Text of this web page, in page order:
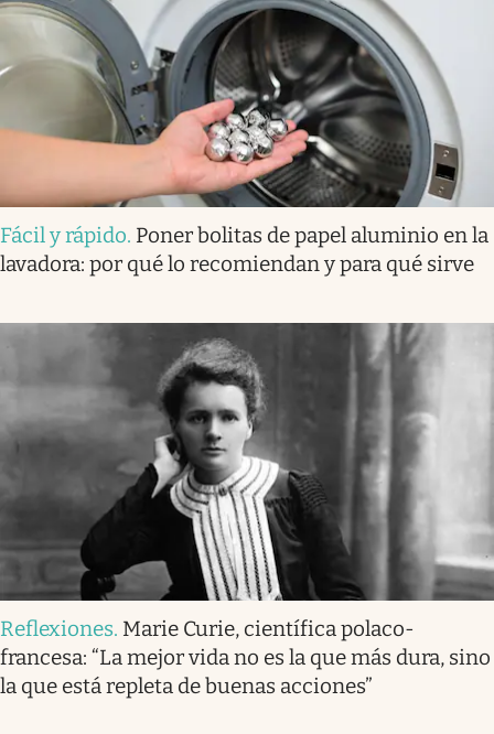
Fácil y rápido. Poner bolitas de papel aluminio en la
lavadora: por qué lo recomiendan y para qué sirve
Reflexiones. Marie Curie, científica polaco-
francesa: “La mejor vida no es la que más dura, sino
la que está repleta de buenas acciones”